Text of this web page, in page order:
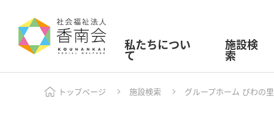
私たちについ
て
施設検
索
トップページ 施設検索 グループホーム びわの里